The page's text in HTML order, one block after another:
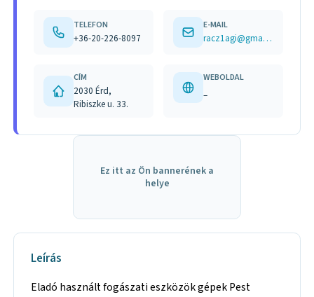
TELEFON
+36-20-226-8097
E-MAIL
racz1agi@gmail.com
CÍM
2030 Érd,
Ribiszke u. 33.
WEBOLDAL
–
Ez itt az Ön bannerének a
helye
Leírás
Eladó használt fogászati eszközök gépek Pest